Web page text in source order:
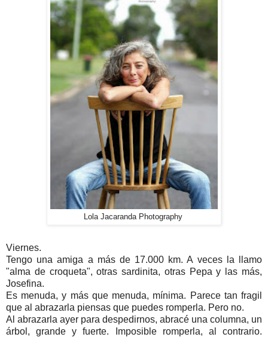
Lola Jacaranda Photography
Viernes.
Tengo una amiga a más de 17.000 km. A veces la llamo
"alma de croqueta", otras sardinita, otras Pepa y las más,
Josefina.
Es menuda, y más que menuda, mínima. Parece tan fragil
que al abrazarla piensas que puedes romperla. Pero no.
Al abrazarla ayer para despedirnos, abracé una columna, un
árbol, grande y fuerte. Imposible romperla, al contrario.